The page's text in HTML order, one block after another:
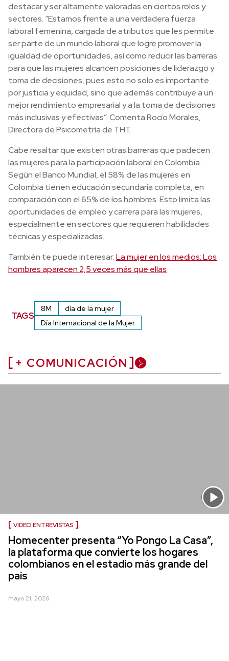
destacar y ser altamente valoradas en ciertos roles y
sectores. “Estamos frente a una verdadera fuerza
laboral femenina, cargada de atributos que les permite
ser parte de un mundo laboral que logre promover la
igualdad de oportunidades, así como reducir las barreras
para que las mujeres alcancen posiciones de liderazgo y
toma de decisiones, pues esto no solo es importante
por justicia y equidad, sino que además contribuye a un
mejor rendimiento empresarial y a la toma de decisiones
más inclusivas y efectivas”. Comenta Rocío Morales,
Directora de Psicometría de THT.
Cabe resaltar que existen otras barreras que padecen
las mujeres para la participación laboral en Colombia.
Según el Banco Mundial, el 58% de las mujeres en
Colombia tienen educación secundaria completa, en
comparación con el 65% de los hombres. Esto limita las
oportunidades de empleo y carrera para las mujeres,
especialmente en sectores que requieren habilidades
técnicas y especializadas.
También te puede interesar:La mujer en los medios: Los
hombres aparecen 2,5 veces más que ellas
TAGS
8M
día de la mujer
Día Internacional de la Mujer
+ COMUNICACIÓN
VIDEO ENTREVISTAS
Homecenter presenta “Yo Pongo La Casa”,
la plataforma que convierte los hogares
colombianos en el estadio más grande del
país
mayo 21, 2026